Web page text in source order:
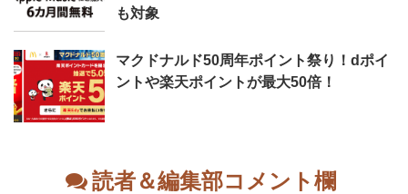
も対象
マクドナルド50周年ポイント祭り！dポイ
ントや楽天ポイントが最大50倍！
読者＆編集部コメント欄